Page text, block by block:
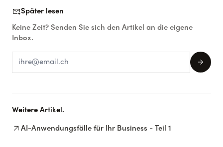
forward_to_inboxSpäter lesen
Keine Zeit? Senden Sie sich den Artikel an die eigene
Inbox.
arrow_forward
Weitere Artikel.
arrow_outward AI-Anwendungsfälle für Ihr Business - Teil 1